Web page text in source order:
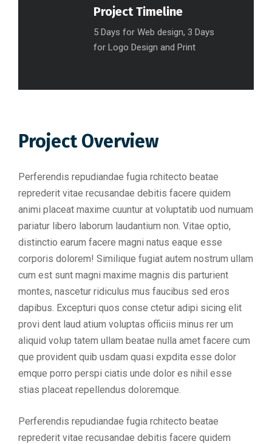
Project Timeline
5 Days for Web design, 3 Days
for Logo Design and Print
Project Overview
Perferendis repudiandae fugia rchitecto beatae
reprederit vitae recusandae debitis facere quidem
animi placeat maxime cuuntur at voluptatib uod numuam
pariatur libero laborum laudantium non. Vitae optio,
distinctio earum facere magni natus eaque esse
corporis dolorem! Similique fugiat autem nostrum ullam
cum est sunt magni maxime magnis dis parturient
montes, nascetur ridiculus mus faucibus sed eros
dapibus. Excepturi quos conse ctetur adipi sicing elit
provi dent laud atium voluptas officiis minus rer um
aliquid volup tatem ullam beatae nulla amet facere cum
que provident quib usdam quasi expdita esse dolor
emque porro perspi ciatis unde dolor es nihil esse
stias placeat repellendus doloremque.
Perferendis repudiandae fugia rchitecto beatae
reprederit vitae recusandae debitis facere quidem